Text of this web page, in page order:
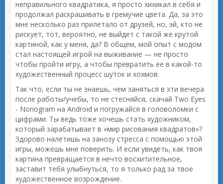
неправильного квадратика, я просто хихикал в себя и
продолжал раскрашивать в гремучие цвета. Да, за это
мне несколько раз прилетало от друзей, но, эй, кто не
рискует, тот, вероятно, не выйдет с такой же крутой
картиной, как у меня, да? В общем, мой опыт с модом
стал настоящей игрой на выживание — не просто
чтобы пройти игру, а чтобы превратить ее в какой-то
художественный процесс шуток и хохмов.
Так что, если ты не знаешь, чем заняться в эти вечера
после работы/учебы, то не стесняйся, скачай Two Eyes
- Nonogram на Android и погружайся в головоломки с
цифрами. Ты ведь тоже хочешь стать художником,
который зарабатывает в «мир рисования квадратов»?
Здорово налетишь на занозу стресса с помощью этой
игры, можешь мне поверить. И если увидеть, как твоя
картина превращается в нечто восхитительное,
заставит тебя улыбнуться, то я только рад за твое
художественное возрождение.